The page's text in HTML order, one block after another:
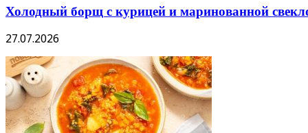
Холодный борщ с курицей и маринованной
27.07.2026